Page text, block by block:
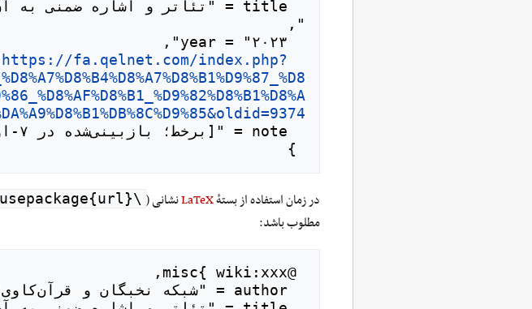
https://fa.qelnet.com/index.php?
در زمان استفاده از بستهٔLaTeXنشانی ( \usepackage{url}
مطلوب باشد: